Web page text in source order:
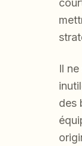
Il
des